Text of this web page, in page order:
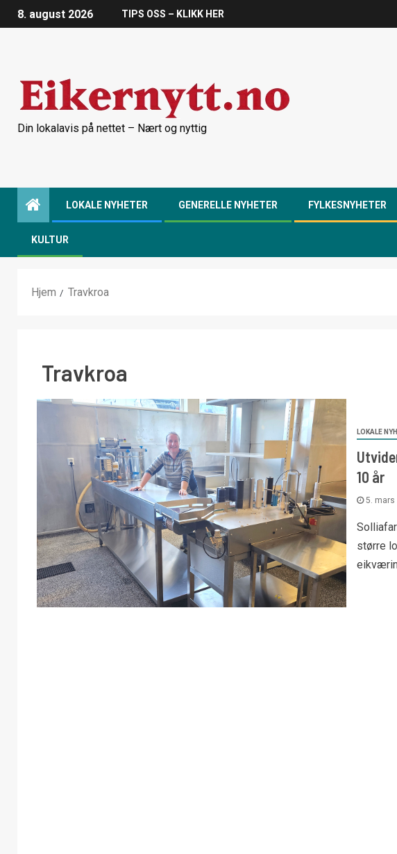
8. august 2026 TIPS OSS – KLIKK HER
Din lokalavis på nettet – Nært og nyttig
LOKALE NYHETER GENERELLE NYHETER FYLKESNYHETER
KULTUR
Hjem Travkroa
Travkroa
LOKALE
10 år
5. mars
større